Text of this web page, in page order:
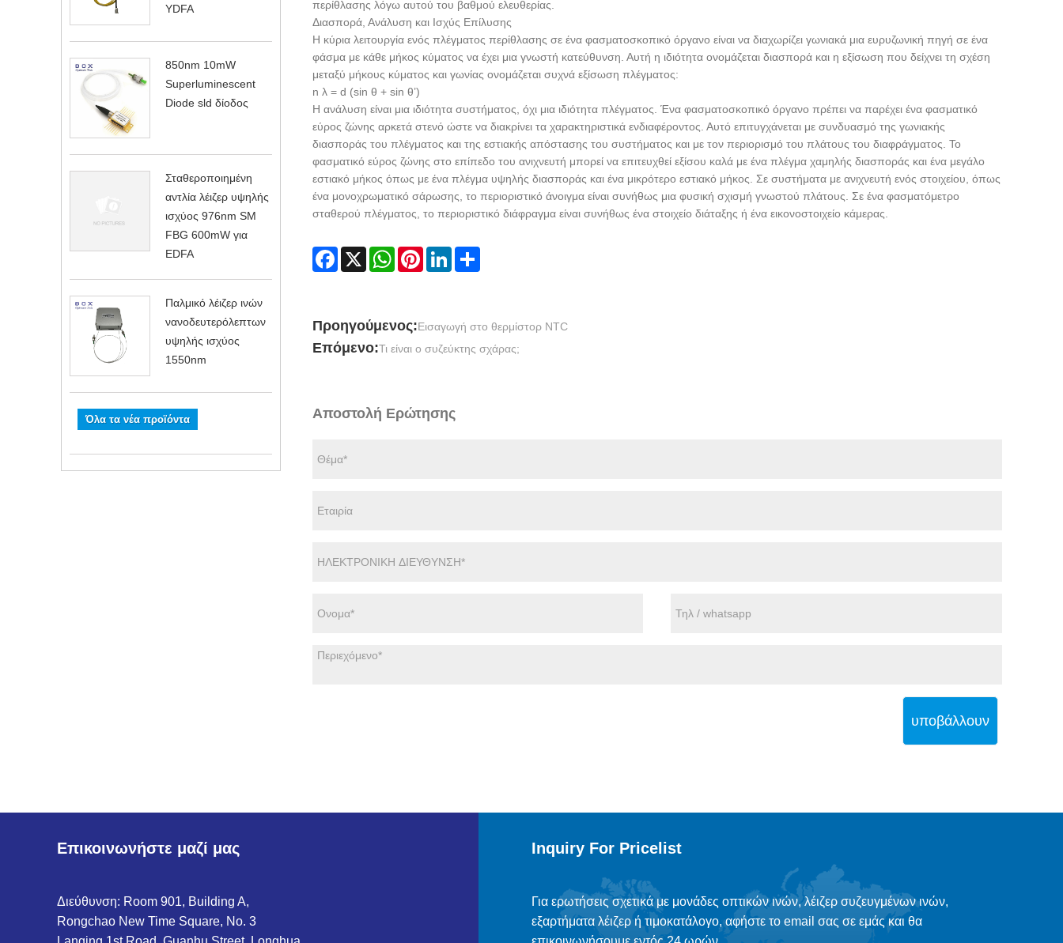
YDFA
850nm 10mW
Superluminescent
Diode sld δίοδος
Σταθεροποιημένη
αντλία λέιζερ υψηλής
ισχύος 976nm SM
FBG 600mW για
EDFA
Παλμικό λέιζερ ινών
νανοδευτερόλεπτων
υψηλής ισχύος
1550nm
Όλα τα νέα προϊόντα
περίθλασης λόγω αυτού του βαθμού ελευθερίας.
Διασπορά, Ανάλυση και Ισχύς Επίλυσης
Η κύρια λειτουργία ενός πλέγματος περίθλασης σε ένα φασματοσκοπικό όργανο είναι να διαχωρίζει γωνιακά μια ευρυζωνική πηγή σε ένα
φάσμα με κάθε μήκος κύματος να έχει μια γνωστή κατεύθυνση. Αυτή η ιδιότητα ονομάζεται διασπορά και η εξίσωση που δείχνει τη σχέση
μεταξύ μήκους κύματος και γωνίας ονομάζεται συχνά εξίσωση πλέγματος:
n λ = d (sin θ + sin θ’)
Η ανάλυση είναι μια ιδιότητα συστήματος, όχι μια ιδιότητα πλέγματος. Ένα φασματοσκοπικό όργανο πρέπει να παρέχει ένα φασματικό
εύρος ζώνης αρκετά στενό ώστε να διακρίνει τα χαρακτηριστικά ενδιαφέροντος. Αυτό επιτυγχάνεται με συνδυασμό της γωνιακής
διασποράς του πλέγματος και της εστιακής απόστασης του συστήματος και με τον περιορισμό του πλάτους του διαφράγματος. Το
φασματικό εύρος ζώνης στο επίπεδο του ανιχνευτή μπορεί να επιτευχθεί εξίσου καλά με ένα πλέγμα χαμηλής διασποράς και ένα μεγάλο
εστιακό μήκος όπως με ένα πλέγμα υψηλής διασποράς και ένα μικρότερο εστιακό μήκος. Σε συστήματα με ανιχνευτή ενός στοιχείου, όπως
ένα μονοχρωματικό σάρωσης, το περιοριστικό άνοιγμα είναι συνήθως μια φυσική σχισμή γνωστού πλάτους. Σε ένα φασματόμετρο
σταθερού πλέγματος, το περιοριστικό διάφραγμα είναι συνήθως ένα στοιχείο διάταξης ή ένα εικονοστοιχείο κάμερας.
Facebook
X WhatsAppPinterestLinkedInShare
Προηγούμενος:Εισαγωγή στο θερμίστορ NTC
Επόμενο:Τι είναι ο συζεύκτης σχάρας;
Αποστολή Ερώτησης
υποβάλλουν
Επικοινωνήστε μαζί μας
Διεύθυνση: Room 901, Building A,
Rongchao New Time Square, No. 3
Inquiry For Pricelist
Για ερωτήσεις σχετικά με μονάδες οπτικών ινών, λέιζερ συζευγμένων ινών,
εξαρτήματα λέιζερ ή τιμοκατάλογο, αφήστε το email σας σε εμάς και θα